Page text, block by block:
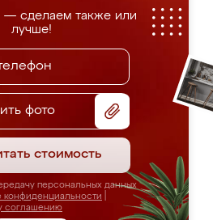
— сделаем также или
лучше!
фото
стоимость
персональных данных
конфиденциальности
соглашению